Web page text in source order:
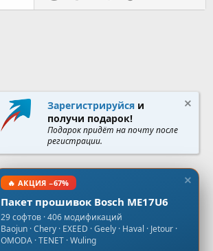
Зарегистрируйся и
получи подарок!
Подарок придёт на почту после
регистрации.
🔥 АКЦИЯ −67%
Пакет прошивок Bosch ME17U6
29 софтов · 406 модификаций
Baojun · Chery · EXEED · Geely · Haval · Jetour ·
OMODA · TENET · Wuling